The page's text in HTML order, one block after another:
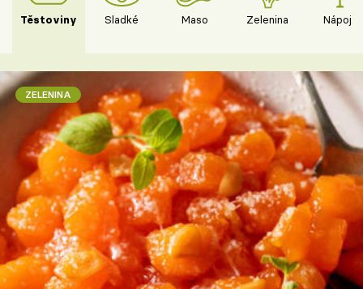
Těstoviny Sladké Maso Zelenina Nápoje
ZELENINA